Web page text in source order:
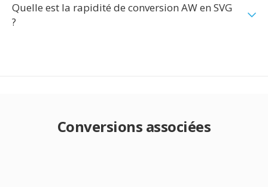
Quelle est la rapidité de conversion AW en SVG
?
Conversions associées